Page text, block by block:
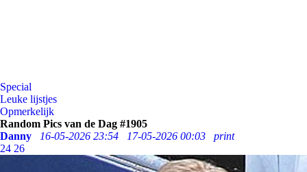
Special
Leuke lijstjes
Opmerkelijk
Random Pics van de Dag #1905
Danny
16-05-2026 23:54 17-05-2026 00:03
print
24 26